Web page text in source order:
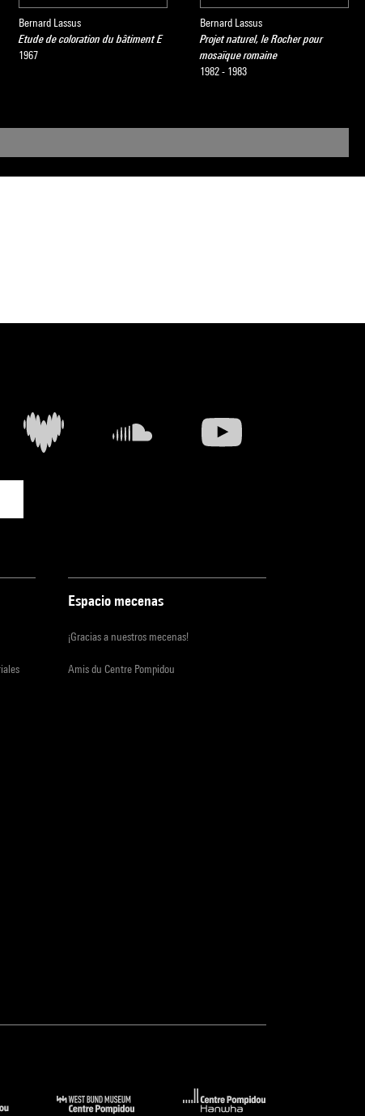
Bernard Lassus
Etude de coloration du bâtiment E
1967
Bernard Lassus
Projet naturel, le Rocher pour
mosaïque romaine
1982 - 1983
Espacio mecenas
¡Gracias a nuestros mecenas!
Amis du Centre Pompidou